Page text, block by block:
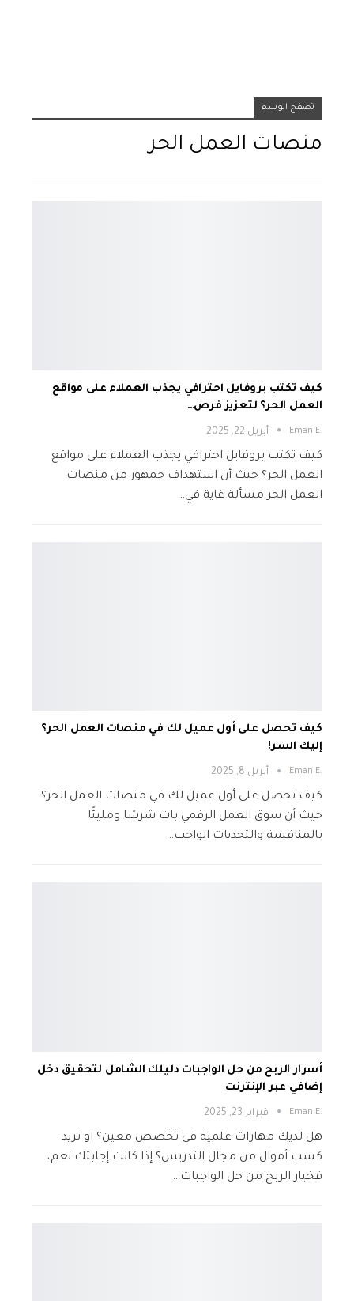
تصفح الوسم
منصات العمل الحر
كيف تكتب بروفايل احترافي يجذب العملاء على مواقع
العمل الحر؟ لتعزيز فرص…
.Eman E أبريل 22, 2025
كيف تكتب بروفايل احترافي يجذب العملاء على مواقع
العمل الحر؟ حيث أن استهداف جمهور من منصات
العمل الحر مسألة غاية في…
كيف تحصل على أول عميل لك في منصات العمل الحر؟
إليك السر!
.Eman E أبريل 8, 2025
كيف تحصل على أول عميل لك في منصات العمل الحر؟
حيث أن سوق العمل الرقمي بات شرسًا ومليئًا
بالمنافسة والتحديات الواجب…
أسرار الربح من حل الواجبات دليلك الشامل لتحقيق دخل
إضافي عبر الإنترنت
.Eman E فبراير 23, 2025
هل لديك مهارات علمية في تخصص معين؟ او تريد
كسب أموال من مجال التدريس؟ إذا كانت إجابتك نعم،
فخيار الربح من حل الواجبات…